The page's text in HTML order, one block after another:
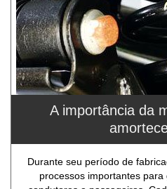
A importância da
Durante seu período de
processos importantes